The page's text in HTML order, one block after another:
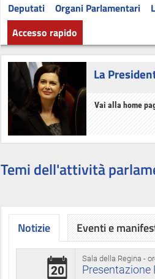
Deputati Organi Parlamentari
Accesso rapido
La
Vai alla home
Temi dell'attività
Notizie
Sala della Regina -
20 Presentazione
Eventi e